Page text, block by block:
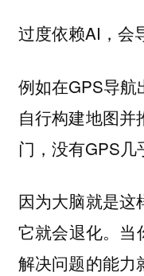
过度依赖AI，会
例如在GPS导航
自行构建地图并
门，没有GPS几
因为大脑就是这
它就会退化。当
解决问题的能力